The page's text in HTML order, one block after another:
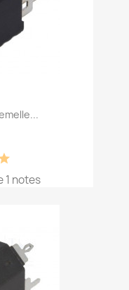
1 notes